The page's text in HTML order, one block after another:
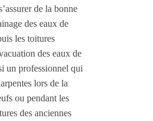
de la bonne
des eaux de
les toitures
des eaux de
un professionnel qui
lors de la
ou pendant les
des anciennes